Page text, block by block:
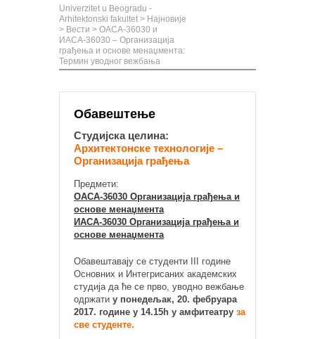
Univerzitet u Beogradu -
Arhitektonski fakultet > Најновије
> Вести > ОАСА-36030 и
ИАСА-36030 – Организација
грађења и основе менаџмента:
Термин уводног вежбања
Обавештење
Студијска целина:
Архитектонске технологије –
Организација грађења
Предмети:
ОАСА-36030 Организација грађења и
основе менаџмента
ИАСА-36030 Организација грађења и
основе менаџмента
Обавештавају се студенти III године
Основних и Интегрисаних академских
студија да ће се прво, уводно вежбање
одржати у понедељак, 20. фебруара
2017. године у 14.15h у амфитеатру за
све студенте.